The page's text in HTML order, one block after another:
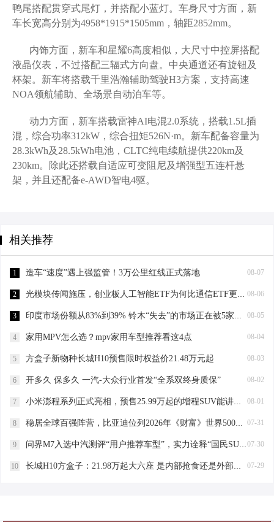
鸭尾搭配贯穿式尾灯，并搭配小蓝灯。车身尺寸方面，新
车长宽高分别为4958*1915*1505mm，轴距2852mm。
内饰方面，新车和星耀6高度相似，大尺寸中控屏搭配
液晶仪表，不过搭配三辐式方向盘。中央通道还有旋钮及
杯架。新车将搭载千里浩瀚辅助驾驶H3方案，支持高速
NOA领航辅助、全场景自动泊车等。
动力方面，新车搭载雷神AI电混2.0系统，搭载1.5L插
混，综合功率312kW，综合扭矩526N·m。新车配备容量为
28.3kWh及28.5kWh电池，CLTC纯电续航提供220km及
230km。除此还搭载自适应可变阻尼及增强型五连杆悬
架，并且还配备e-AWD智电4驱。
相关推荐
08-07
1 造车“速度”遇上强监管！3万公里红线正式落地
08-06
2 光模块传闻施压，创业板人工智能ETF为何比通信ETF更能抗跌？大票权重+AI应用成关键“减震器”！
08-05
3 印度市场份额从83%到39% 铃木“失去”的市场正在被5家分食
08-04
4 家用MPV怎么选？mpv家用车型推荐看这4点
08-03
5 方盒子新物种长城H10预售限时权益价21.48万元起
08-02
6 开多久 保多久 一汽-大众行业首发“全系双终身质保”
08-01
7 小米澎程系列正式亮相，预售25.99万起的增程SUV能讲出新故事吗？
07-31
8 稳居全球百强阵营，比亚迪位列2026年《财富》世界500强第91位
07-30
9 问界M7入选中汽测评“用户推荐车型”，实力诠释“国民SUV幸福旗舰”
07-29
10 长城H10方盒子：21.98万起大六座 是内部抢食还是外部拓疆？